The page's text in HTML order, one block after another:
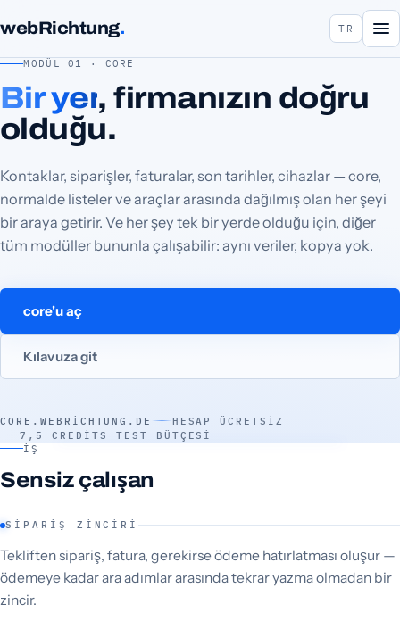
webRichtung. TR
MODÜL 01 · CORE
Bir yer, firmanızın doğru
olduğu.
Kontaklar, siparişler, faturalar, son tarihler, cihazlar — core,
normalde listeler ve araçlar arasında dağılmış olan her şeyi
bir araya getirir. Ve her şey tek bir yerde olduğu için, diğer
tüm modüller bununla çalışabilir: aynı veriler, kopya yok.
core'u aç
Kılavuza git
CORE.WEBRICHTUNG.DE
HESAP ÜCRETSIZ
7,5 CREDITS TEST BÜTÇESI
İŞ
Sensiz çalışan
SIPARIŞ ZINCIRI
Tekliften sipariş, fatura, gerekirse ödeme hatırlatması oluşur —
ödemeye kadar ara adımlar arasında tekrar yazma olmadan bir
zincir.